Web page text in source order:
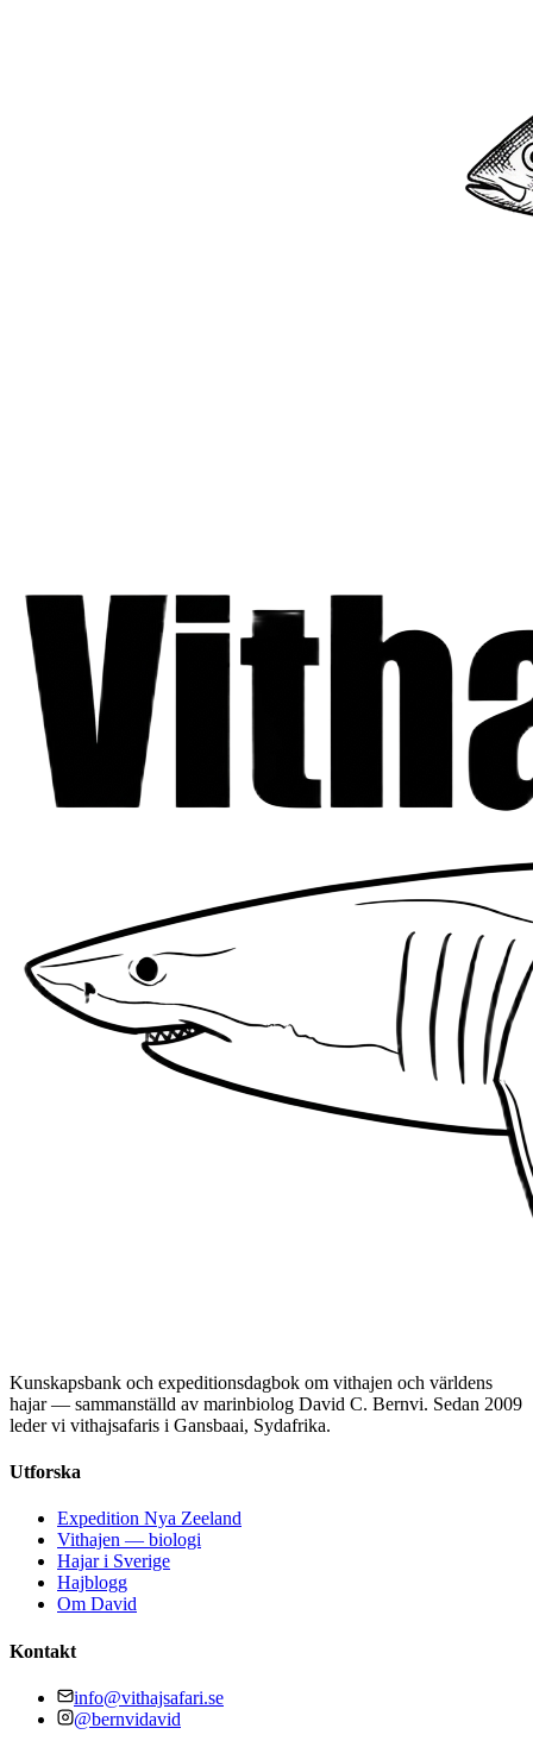
Kunskapsbank och expeditionsdagbok om vithajen och världens
hajar — sammanställd av marinbiolog David C. Bernvi. Sedan 2009
leder vi vithajsafaris i Gansbaai, Sydafrika.
Utforska
Expedition Nya Zeeland
Vithajen — biologi
Hajar i Sverige
Hajblogg
Om David
Kontakt
info@vithajsafari.se
@bernvidavid